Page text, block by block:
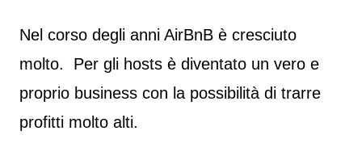
Nel corso degli anni AirBnB è cresciuto
molto. Per gli hosts è diventato un vero e
proprio business con la possibilità di trarre
profitti molto alti.